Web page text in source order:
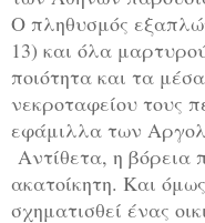
Ο πληθυσμός
13) και όλα
ποιότητα και τα
νεκροταφείου τους
εφάμιλλα των
Αντίθετα, η βόρεια
ακατοίκητη. Και
σχηματισθεί ένας